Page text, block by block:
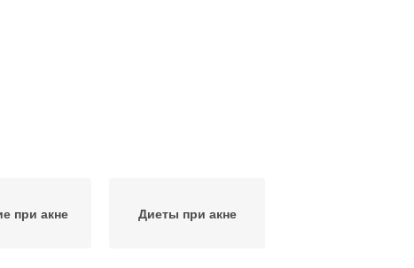
при акне Диеты при акне